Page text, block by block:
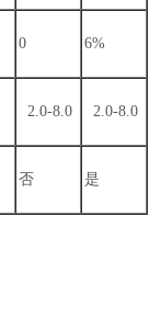
0 6%
2.0-8.0 2.0-8.0
否 是